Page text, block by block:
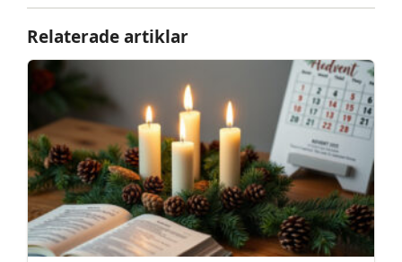
Relaterade artiklar